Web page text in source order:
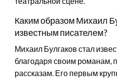
Каким образом Михаил
известным писателем?
Михаил Булгаков стал
благодаря своим романам,
рассказам. Его первым